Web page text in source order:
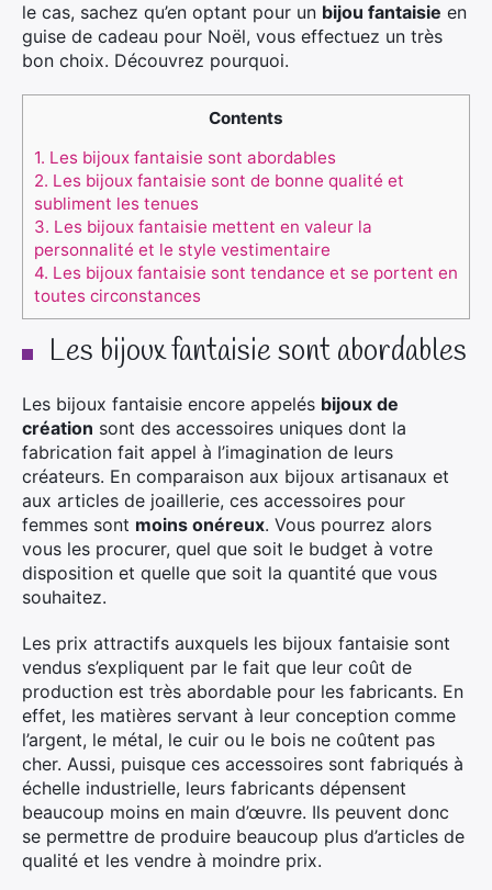
le cas, sachez qu’en optant pour un bijou fantaisie en
guise de cadeau pour Noël, vous effectuez un très
bon choix. Découvrez pourquoi.
Contents
1. Les bijoux fantaisie sont abordables
2. Les bijoux fantaisie sont de bonne qualité et
subliment les tenues
3. Les bijoux fantaisie mettent en valeur la
personnalité et le style vestimentaire
4. Les bijoux fantaisie sont tendance et se portent en
toutes circonstances
Les bijoux fantaisie sont abordables
Les bijoux fantaisie encore appelés bijoux de
création sont des accessoires uniques dont la
fabrication fait appel à l’imagination de leurs
créateurs. En comparaison aux bijoux artisanaux et
aux articles de joaillerie, ces accessoires pour
femmes sont moins onéreux. Vous pourrez alors
vous les procurer, quel que soit le budget à votre
disposition et quelle que soit la quantité que vous
souhaitez.
Les prix attractifs auxquels les bijoux fantaisie sont
vendus s’expliquent par le fait que leur coût de
production est très abordable pour les fabricants. En
effet, les matières servant à leur conception comme
l’argent, le métal, le cuir ou le bois ne coûtent pas
cher. Aussi, puisque ces accessoires sont fabriqués à
échelle industrielle, leurs fabricants dépensent
beaucoup moins en main d’œuvre. Ils peuvent donc
se permettre de produire beaucoup plus d’articles de
qualité et les vendre à moindre prix.